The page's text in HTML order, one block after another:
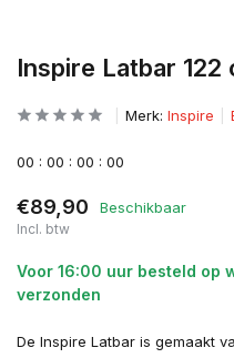
Inspire Latbar 122
Merk: Inspire
00 : 00 : 00 : 00
€89,90 Beschikbaar
Incl. btw
Voor 16:00 uur besteld op
verzonden
De Inspire Latbar is gemaakt